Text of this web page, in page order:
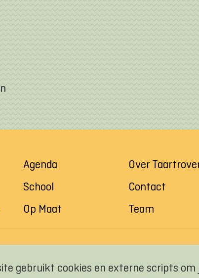
Agenda
School
Op Maat
Over
Contact
Team
gebruikt cookies en externe scripts